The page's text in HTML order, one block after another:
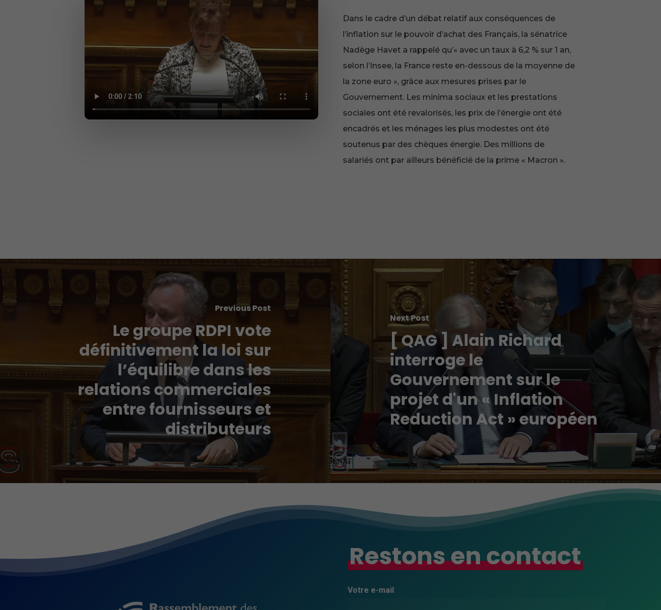
Dans le cadre d’un débat relatif aux conséquences de
l’inflation sur le pouvoir d’achat des Français, la sénatrice
Nadège Havet a rappelé qu’« avec un taux à 6,2 % sur 1 an,
selon l’Insee, la France reste en-dessous de la moyenne de
la zone euro », grâce aux mesures prises par le
Gouvernement. Les minima sociaux et les prestations
sociales ont été revalorisés, les prix de l’énergie ont été
encadrés et les ménages les plus modestes ont été
soutenus par des chèques énergie. Des millions de
salariés ont par ailleurs bénéficié de la prime « Macron ».
Previous Post
Le groupe RDPI vote
définitivement la loi sur
l’équilibre dans les
relations commerciales
entre fournisseurs et
distributeurs
Next Post
[ QAG ] Alain Richard
interroge le
Gouvernement sur le
projet d'un « Inflation
Reduction Act » européen
Restons en contact
Votre e-mail